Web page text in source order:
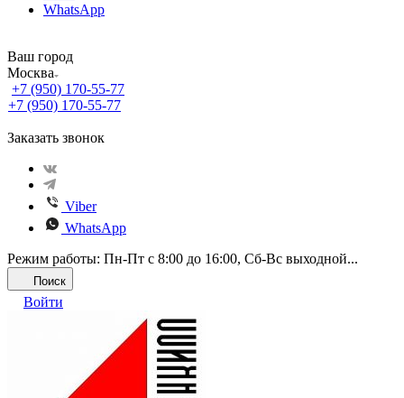
WhatsApp
Ваш город
Москва
+7 (950) 170-55-77
+7 (950) 170-55-77
Заказать звонок
Viber
WhatsApp
Режим работы: Пн-Пт с 8:00 до 16:00, Cб-Вс выходной...
Поиск
Войти